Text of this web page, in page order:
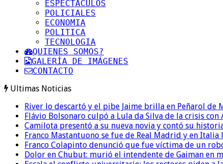
ESPECTACULOS
POLICIALES
ECONOMIA
POLITICA
TECNOLOGIA
QUIENES SOMOS?
GALERÍA DE IMÁGENES
CONTACTO
Ultimas Noticias
River lo descartó y el pibe Jaime brilla en Peñarol de
Flávio Bolsonaro culpó a Lula da Silva de la crisis
Camilota presentó a su nueva novia y contó su
Franco Mastantuono se fue de Real Madrid y en
Franco Colapinto denunció que fue víctima de un
Dolor en Chubut: murió el intendente de Gaiman en